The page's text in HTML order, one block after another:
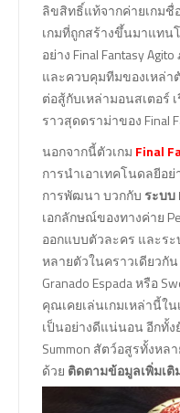
ลิขสิทธิ์แท้จากค่ายเกมชื่
เกมที่ถูกสร้างขึ้นมาแทน
อย่าง Final Fantasy
และควบคุมทีมของเหล่า
ต่อสู้กับเหล่ามอนสเตอร์
ราวสุดดราม่าของ Final
นอกจากนี้ตัวเกม Final
การนำเอาเทคโนดลยีอย่
การพัฒนา บวกกับ ระบบ
เอกลักษณ์ของทางค่าย
ออกแบบตัวละคร และร
หลายตัวในคราวเดียวกั
Granado Espada หรือ
คุณเคยเล่นเกมเหล่านี้ใ
เป็นอย่างดีแน่นอน อีกทั้ง
Summon สัตว์อสูรทั้งหล
ด้วย ติดตามข้อมูลเพิ่มเติ